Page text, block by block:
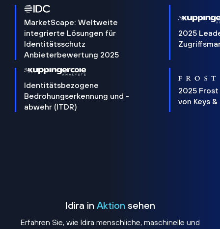
MarketScape: Weltweite
integrierte Lösungen für
Identitätsschutz
Anbieterbewertung 2025
2025
Identitätsbezogene
Bedrohungserkennung und -
abwehr (ITDR)
2025 Frost
von Keys
Idira in Aktion sehen
Erfahren Sie, wie Idira menschliche, maschinelle und